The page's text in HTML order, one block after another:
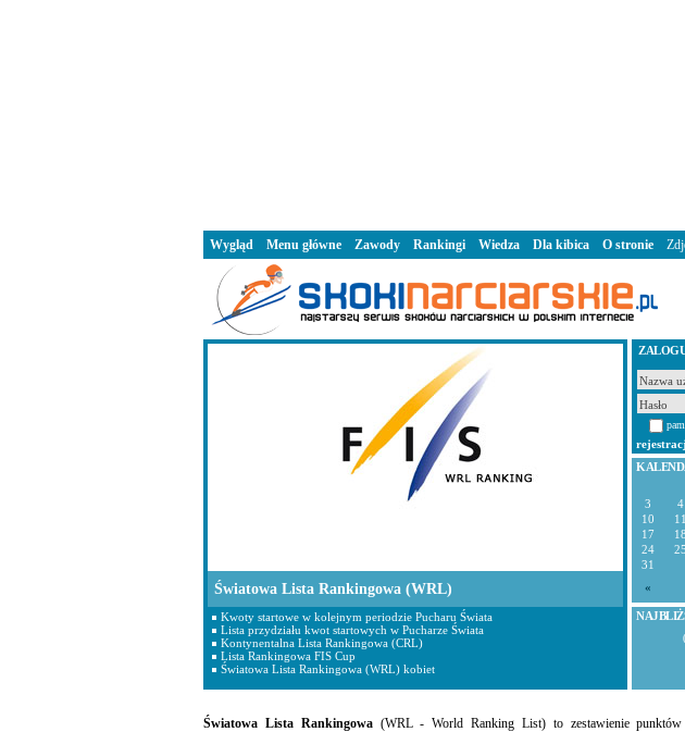
3
4
10
11
17
18
24
25
31
«
Światowa Lista Rankingowa(WRL - World Ranking List) to zestawienie punktów
Światowa Lista Rankingowa (WRL)
Kwoty startowe w kolejnym periodzie Pucharu Świata
Lista przydziału kwot startowych w Pucharze Świata
Kontynentalna Lista Rankingowa (CRL)
Lista Rankingowa FIS Cup
Światowa Lista Rankingowa (WRL) kobiet
Wygląd Menu główne Zawody Rankingi Wiedza Dla kibica O stronie